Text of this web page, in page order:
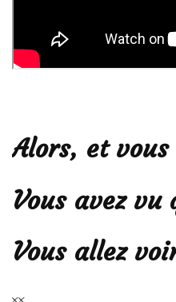
Alors, et vous
Vous avez vu
Vous allez